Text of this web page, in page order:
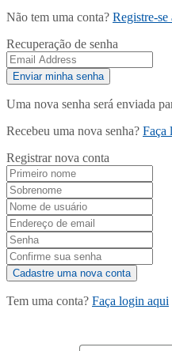
Não tem uma conta? Registre-se
Recuperação de senha
Uma nova senha será enviada
Recebeu uma nova senha? Faça
Registrar nova conta
Tem uma conta? Faça login aqui